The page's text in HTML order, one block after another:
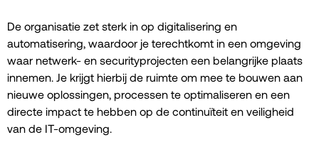
De organisatie zet sterk in op digitalisering en
automatisering, waardoor je terechtkomt in een omgeving
waar netwerk- en securityprojecten een belangrijke plaats
innemen. Je krijgt hierbij de ruimte om mee te bouwen aan
nieuwe oplossingen, processen te optimaliseren en een
directe impact te hebben op de continuïteit en veiligheid
van de IT-omgeving.